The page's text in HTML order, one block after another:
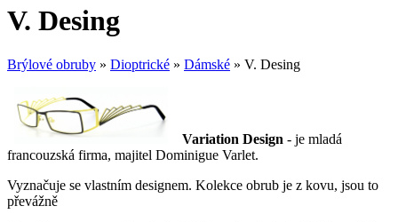
V. Desing
Brýlové obruby » Dioptrické » Dámské » V. Desing
Variation Design - je mladá
francouzská firma, majitel Dominigue Varlet.
Vyznačuje se vlastním designem. Kolekce obrub je z kovu, jsou to
převážně